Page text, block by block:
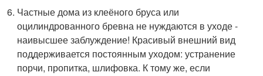
Частные дома из клеёного бруса или
оцилиндрованного бревна не нуждаются в уходе -
наивысшее заблуждение! Красивый внешний вид
поддерживается постоянным уходом: устранение
порчи, пропитка, шлифовка. К тому же, если